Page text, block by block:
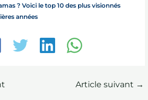
? Voici le top 10 des plus visionnés
années
Article suivant →